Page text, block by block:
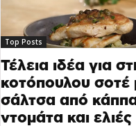
Top Posts
Τέλεια ιδέα για
κοτόπουλου σοτέ
σάλτσα από
ντομάτα και ελιές